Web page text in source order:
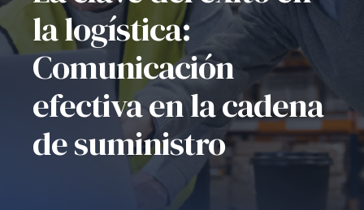
la logística:
Comunicación
efectiva en la cadena
de suministro